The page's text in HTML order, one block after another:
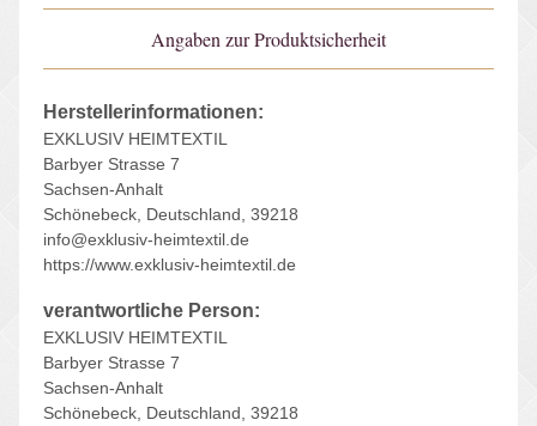
Angaben zur Produktsicherheit
Herstellerinformationen:
EXKLUSIV HEIMTEXTIL
Barbyer Strasse 7
Sachsen-Anhalt
Schönebeck, Deutschland, 39218
info@exklusiv-heimtextil.de
https://www.exklusiv-heimtextil.de
verantwortliche Person:
EXKLUSIV HEIMTEXTIL
Barbyer Strasse 7
Sachsen-Anhalt
Schönebeck, Deutschland, 39218